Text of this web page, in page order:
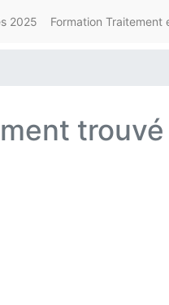
2025 Formation
trouvé